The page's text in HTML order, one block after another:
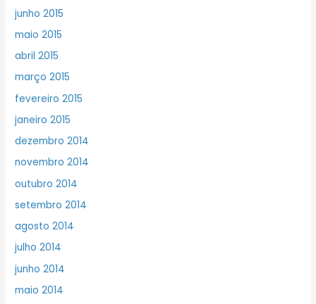
junho 2015
maio 2015
abril 2015
março 2015
fevereiro 2015
janeiro 2015
dezembro 2014
novembro 2014
outubro 2014
setembro 2014
agosto 2014
julho 2014
junho 2014
maio 2014